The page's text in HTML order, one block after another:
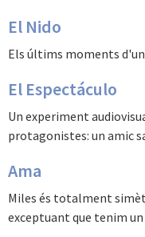
El Nido
Els últims moments
El Espectáculo
Un experiment
protagonistes: un amic
Ama
Miles és totalment
exceptuant que tenim